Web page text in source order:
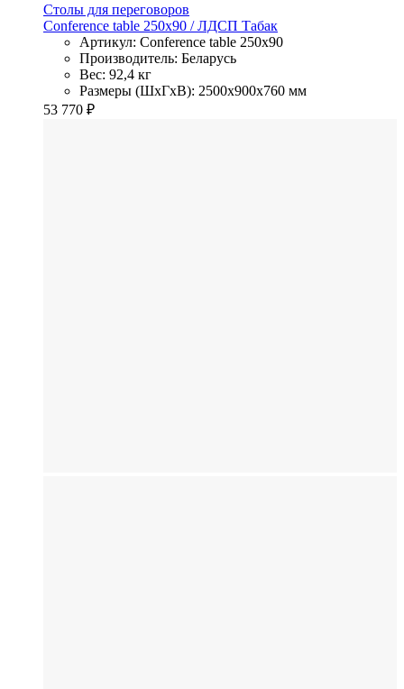
Столы для переговоров
Conference table 250x90 / ЛДСП Табак
Артикул: Conference table 250x90
Производитель: Беларусь
Вес: 92,4 кг
Размеры (ШхГхВ): 2500x900x760 мм
53 770 ₽